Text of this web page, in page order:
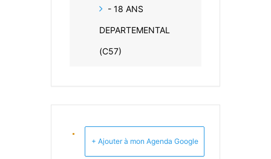
- 18 ANS
DEPARTEMENTAL
(C57)
+ Ajouter à mon Agenda Google